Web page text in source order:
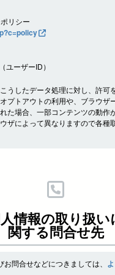
リシー
ユーザーID）
うしたデータ処理に対し、許可
プトアウトの利用や、ブラウザ
た場合、一部コンテンツの動作
ザによって異なりますので各種
情報の取り扱い
関する問合せ先
問合せなどにつきましては、